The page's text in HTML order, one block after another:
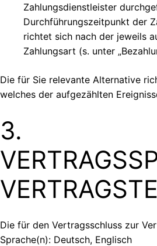
Zahlungsdienstleister
Durchführungszeitpunkt der
richtet sich nach der jeweils
Zahlungsart (s. unter
Die für Sie relevante Alternative
welches der aufgezählten
3.
Die für den Vertragsschluss zur
Sprache(n): Deutsch, Englisch